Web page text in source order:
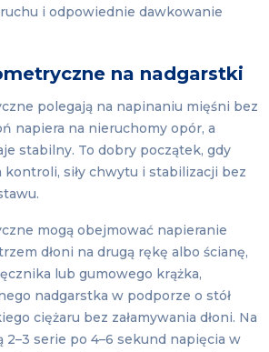
i odpowiednie dawkowanie
na nadgarstki
polegają na napinaniu mięśni bez
napiera na nieruchomy opór, a
stabilny. To dobry początek, gdy
siły chwytu i stabilizacji bez
mogą obejmować napieranie
dłoni na drugą rękę albo ścianę,
lub gumowego krążka,
nadgarstka w podporze o stół
ciężaru bez załamywania dłoni. Na
2–3 serie po 4–6 sekund napięcia w